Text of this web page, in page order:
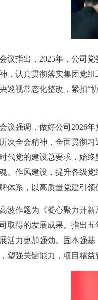
指出，2025年，公司党
，认真贯彻落实集团党
巡视常态化整改，紧扣“
强调，做好公司2026年
次全会精神，全面贯彻
代党的建设总要求，始
、作风建设，提升各级
体系，以高质量党建引领
作题为《凝心聚力开新局
取得的发展成果。指出
活力更加强劲。固本强
塑强关键能力，项目精益